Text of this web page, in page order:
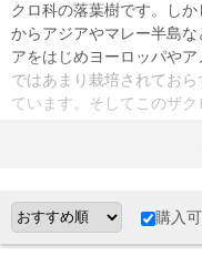
クロ科の落葉樹です。し
からアジアやマレー半島
アをはじめヨーロッパや
ではあまり栽培されてお
ています。そしてこのザ
フィトケミカルなど色々
サプリメントとしても利用
ザクロには、エラグ酸を
含まれているので、美肌
購入